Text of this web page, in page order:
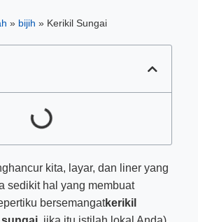
» bijih » Kerikil Sungai
kita, layar, dan liner yang
sedikit hal yang membuat
bersemangatkerikil